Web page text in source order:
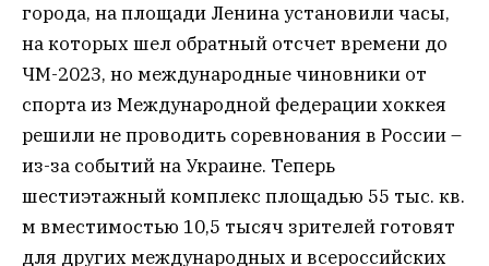
города, на площади Ленина установили часы,
на которых шел обратный отсчет времени до
ЧМ-2023, но международные чиновники от
спорта из Международной федерации хоккея
решили не проводить соревнования в России –
из-за событий на Украине. Теперь
шестиэтажный комплекс площадью 55 тыс. кв.
м вместимостью 10,5 тысяч зрителей готовят
для других международных и всероссийских